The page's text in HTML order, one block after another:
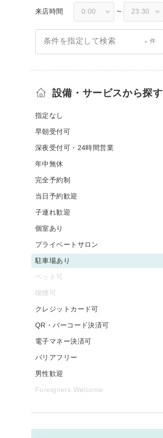
来店時間 〜
条件を指定して検索 - 件
設備・サービスから探す
指定なし
早朝受付可
深夜受付可・24時間営業
年中無休
完全予約制
当日予約歓迎
子連れ歓迎
個室あり
プライベートサロン
駐車場あり
ペット可
喫煙可
クレジットカード可
QR・バーコード決済可
電子マネー決済可
バリアフリー
男性歓迎
Foreigners Welcome